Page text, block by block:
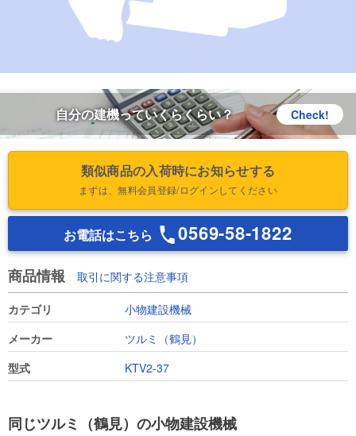
自分の建機っていくらくらい？ Check!
類似商品の入荷時にお知らせする
まずは、無料会員登録/ログインしてください
お電話はこちら 0569-58-1822
商品情報 取引に関する注意事項
カテゴリ
小物建設機械
メーカー
ツルミ（鶴見）
型式
KTV2-37
同じツルミ（鶴見）の小物建設機械